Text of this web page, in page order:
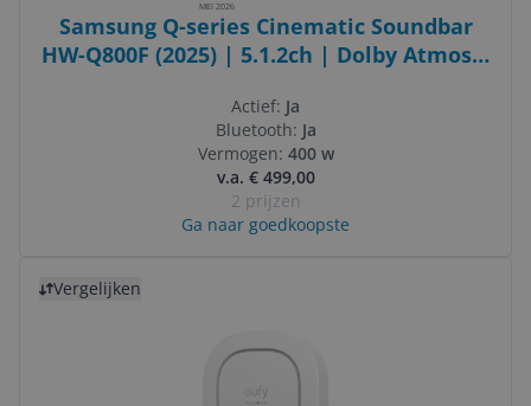
MEI 2026
Samsung Q-series Cinematic Soundbar
HW-Q800F (2025) | 5.1.2ch | Dolby Atmos |
Bluetooth 5.3
Actief: Ja
Bluetooth: Ja
Vermogen: 400 w
v.a. € 499,00
2 prijzen
Ga naar goedkoopste
Vergelijken